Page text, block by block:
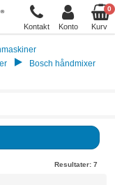
Kontakt Konto
0
Kurv
Bosch håndmixer
Resultater: 7